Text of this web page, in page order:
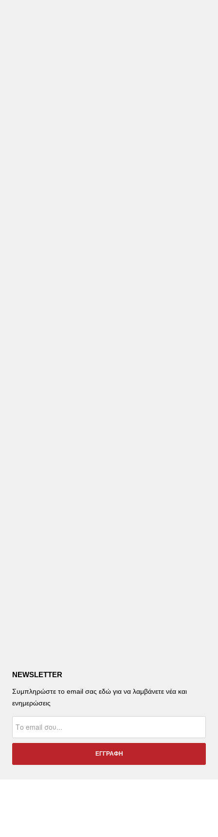
NEWSLETTER
Συμπληρώστε το email σας εδώ για να λαμβάνετε νέα και
ενημερώσεις